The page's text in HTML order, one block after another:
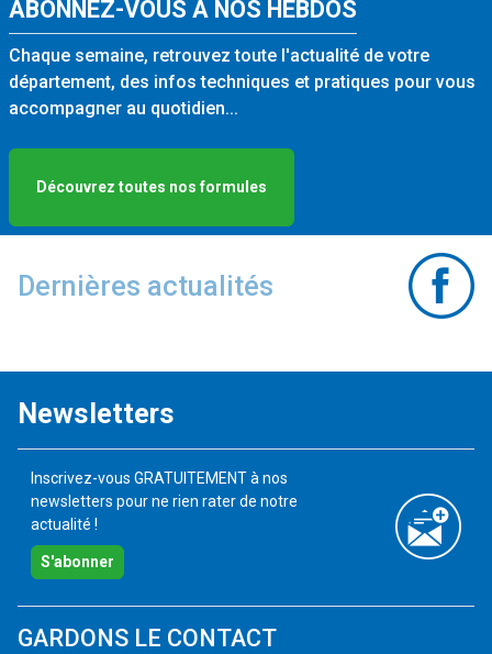
ABONNEZ-VOUS À NOS HEBDOS
Chaque semaine, retrouvez toute l'actualité de votre
département, des infos techniques et pratiques pour vous
accompagner au quotidien...
Découvrez toutes nos formules
Dernières actualités
Newsletters
Inscrivez-vous GRATUITEMENT à nos
newsletters pour ne rien rater de notre
actualité !
S'abonner
GARDONS LE CONTACT